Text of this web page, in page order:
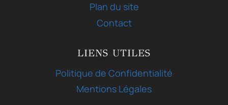
Plan du site
Contact
LIENS UTILES
Politique de Confidentialité
Mentions Légales